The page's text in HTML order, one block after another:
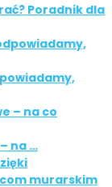
Poradnik dla
na …